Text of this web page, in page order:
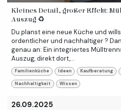
Kleines Detail, großer Effekt:
Auszug ♻️
Du planst eine neue Küche und
ordentlicher und nachhaltiger ?
genau an: Ein integriertes
Auszug, direkt dort,...
Familienküche Ideen Kaufberatung
Nachhaltigkeit Wissen
26.09.2025